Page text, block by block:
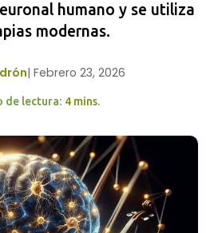
humano y se utiliza
modernas.
| Febrero 23, 2026
de lectura: 4 mins.